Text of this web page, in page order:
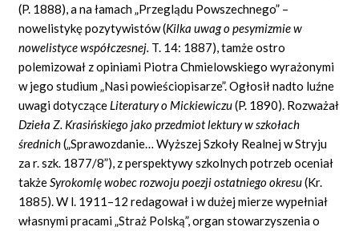
(P. 1888), a na łamach „Przeglądu Powszechnego” –
nowelistykę pozytywistów (Kilka uwag o pesymizmie w
nowelistyce współczesnej. T. 14: 1887), tamże ostro
polemizował z opiniami Piotra Chmielowskiego wyrażonymi
w jego studium „Nasi powieściopisarze”. Ogłosił nadto luźne
uwagi dotyczące Literatury o Mickiewiczu(P. 1890). Rozważał
Dzieła Z. Krasińskiego jako przedmiot lektury w szkołach
średnich(„Sprawozdanie… Wyższej Szkoły Realnej w Stryju
za r. szk. 1877/8”), z perspektywy szkolnych potrzeb oceniał
takżeSyrokomlę wobec rozwoju poezji ostatniego okresu(Kr.
1885). W l. 1911–12 redagował i w dużej mierze wypełniał
własnymi pracami „Straż Polską”, organ stowarzyszenia o